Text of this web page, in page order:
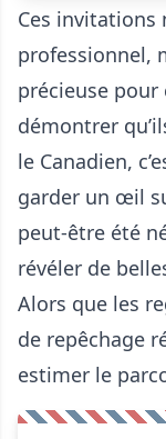
Ces invitations
professionnel,
précieuse
démontrer
le Canadien,
garder un œil
peut-être été
révéler de
Alors que les
de repêchage
estimer le